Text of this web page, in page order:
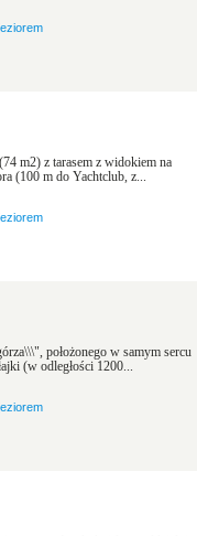
m2) z tarasem z widokiem na
(100 m do Yachtclub, z...
położonego w samym sercu
(w odległości 1200...